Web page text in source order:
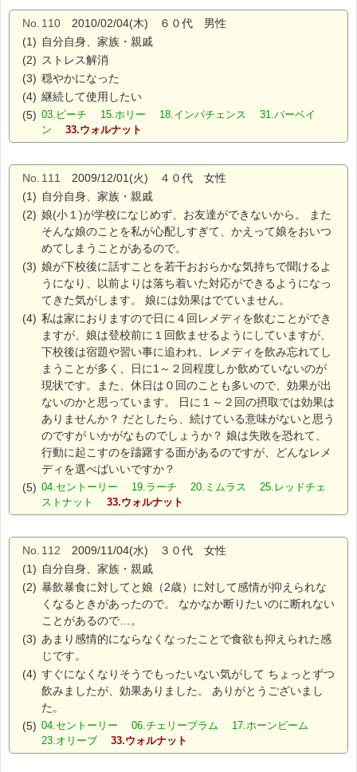
No. 110 2010/02/04(木) ６０代 男性
(1) 自分自身、家族・親戚
(2) ストレス解消
(3) 穏やかになった
(4) 継続して使用したい
(5) 03.ビーチ 15.ホリー 18.インパチェンス 31.バーベイ
ン 33.ウォルナット
No. 111
2009/12/01(火) ４０代 女性
(1) 自分自身、家族・親戚
(2) 娘(小１)が学校になじめず、お友達ができないから。 また
そんな娘のことを私が心配しすぎて、かえって娘をおいつ
めてしまうことがあるので。
(3) 娘が下校後に話すことを若干おおらかな気持ちで聞けるよ
うになり、以前よりは落ち着いた対応ができるようになっ
てきた気がします。 娘には効果はでていません。
(4) 私は家におりますので日に４回レメディを飲むことができ
ますが、娘は登校前に１回飲ませるようにしていますが、
下校後は宿題や習い事に追われ、レメディを飲み忘れてし
まうことが多く、日に1～２回程度しか飲めていないのが
現状です。また、休日は０回のことも多いので、効果が出
ないのかと思っています。 日に１～２回の摂取では効果は
ありませんか？ だとしたら、続けている意味がないと思う
のですが いかがなものでしょうか？ 娘は失敗を恐れて、
行動に起こすのを躊躇する面があるのですが、どんなレメ
ディを選べばいいですか？
(5) 04.セントーリー 19.ラーチ 20.ミムラス 25.レッドチェ
ストナット 33.ウォルナット
No. 112 2009/11/04(水) ３０代 女性
(1) 自分自身、家族・親戚
(2) 暴飲暴食に対してと娘（2歳）に対して感情が抑えられな
くなるときがあったので。 なかなか断りたいのに断れない
ことがあるので…。
(3) あまり感情的にならなくなったことで食欲も抑えられた感
じです。
(4) すぐになくなりそうでもったいない気がして ちょっとずつ
飲みましたが、効果ありました。 ありがとうございまし
た。
(5) 04.セントーリー 06.チェリープラム 17.ホーンビーム
23.オリーブ 33.ウォルナット